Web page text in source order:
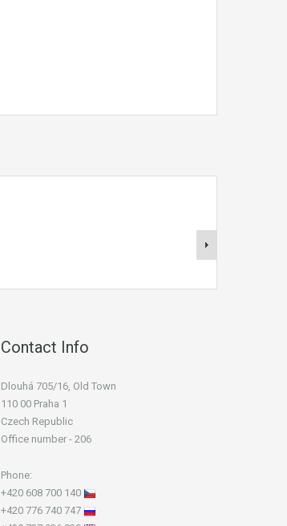
Contact Info
Dlouhá 705/16, Old Town
110 00 Praha 1
Czech Republic
Office number - 206
Phone:
+420 608 700 140
+420 776 740 747